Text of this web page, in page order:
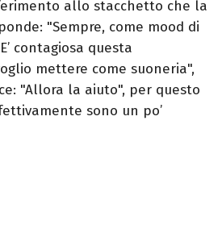
allo stacchetto che la
"Sempre, come mood di
contagiosa questa
mettere come suoneria",
"Allora la aiuto", per questo
sono un po’